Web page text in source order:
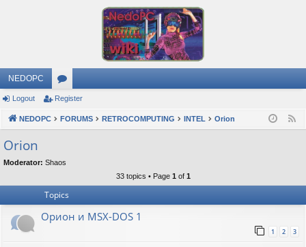
NEDOPC
or
u
s
Logout Register
NEDOPC FORUMS RETROCOMPUTING INTEL Orion
Orion
Moderator: Shaos
33 topics • Page 1 of 1
Topics
Орион и MSX-DOS 1
1 2 3